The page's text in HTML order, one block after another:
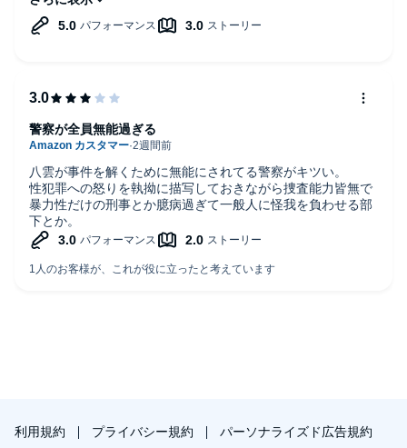
八雲が事件を解くために無能にされてる警察がキツい。
性犯罪への怒りを執拗に描写しておきながら捜査能力皆無で
暴力性だけの刑事とか臆病過ぎて一般人に怪我を負わせる部
下とか。
警察が全員無能過ぎる
利用規約 プライバシー規約 パーソナライズド広告規約